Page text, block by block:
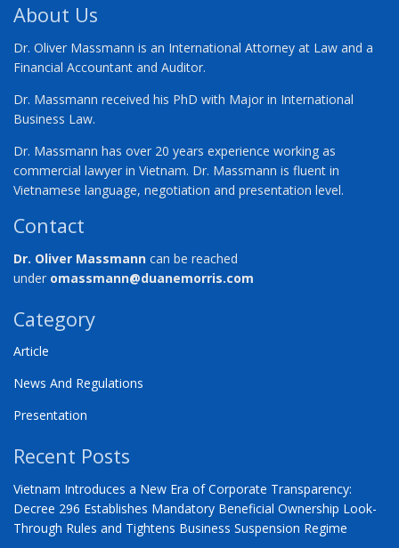
About Us
Dr. Oliver Massmann is an International Attorney at Law and a
Financial Accountant and Auditor.
Dr. Massmann received his PhD with Major in International
Business Law.
Dr. Massmann has over 20 years experience working as
commercial lawyer in Vietnam. Dr. Massmann is fluent in
Vietnamese language, negotiation and presentation level.
Contact
Dr. Oliver Massmann can be reached
under omassmann@duanemorris.com
Category
Article
News And Regulations
Presentation
Recent Posts
Vietnam Introduces a New Era of Corporate Transparency:
Decree 296 Establishes Mandatory Beneficial Ownership Look-
Through Rules and Tightens Business Suspension Regime